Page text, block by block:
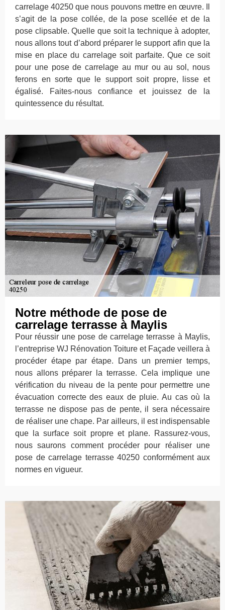
carrelage 40250 que nous pouvons mettre en œuvre. Il
s’agit de la pose collée, de la pose scellée et de la
pose clipsable. Quelle que soit la technique à adopter,
nous allons tout d’abord préparer le support afin que la
mise en place du carrelage soit parfaite. Que ce soit
pour une pose de carrelage au mur ou au sol, nous
ferons en sorte que le support soit propre, lisse et
égalisé. Faites-nous confiance et jouissez de la
quintessence du résultat.
Notre méthode de pose de
carrelage terrasse à Maylis
Pour réussir une pose de carrelage terrasse à Maylis,
l’entreprise WJ Rénovation Toiture et Façade veillera à
procéder étape par étape. Dans un premier temps,
nous allons préparer la terrasse. Cela implique une
vérification du niveau de la pente pour permettre une
évacuation correcte des eaux de pluie. Au cas où la
terrasse ne dispose pas de pente, il sera nécessaire
de réaliser une chape. Par ailleurs, il est indispensable
que la surface soit propre et plane. Rassurez-vous,
nous saurons comment procéder pour réaliser une
pose de carrelage terrasse 40250 conformément aux
normes en vigueur.